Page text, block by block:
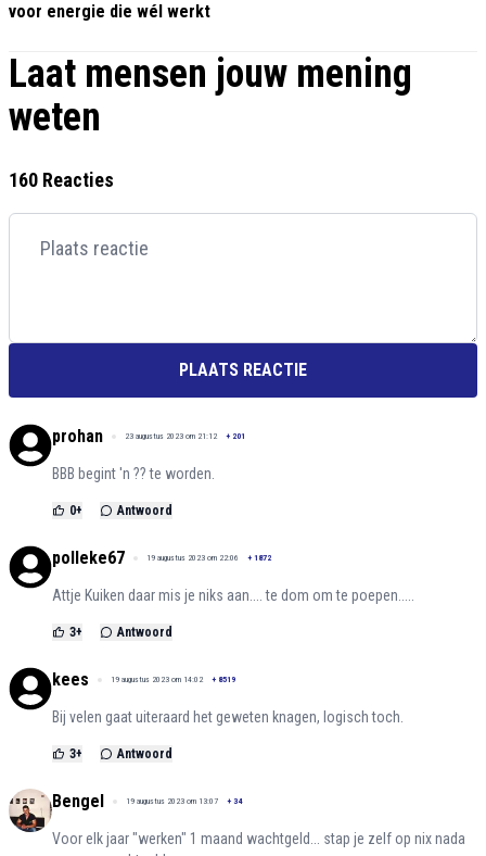
voor energie die wél werkt
Laat mensen jouw mening
weten
160 Reacties
PLAATS REACTIE
prohan 23 augustus 2023 om 21:12 + 201
BBB begint 'n ?? te worden.
0+ Antwoord
polleke67 19 augustus 2023 om 22:06 + 1872
Attje Kuiken daar mis je niks aan.... te dom om te poepen.....
3+ Antwoord
kees 19 augustus 2023 om 14:02 + 8519
Bij velen gaat uiteraard het geweten knagen, logisch toch.
3+ Antwoord
Bengel 19 augustus 2023 om 13:07 + 34
Voor elk jaar "werken" 1 maand wachtgeld... stap je zelf op nix nada